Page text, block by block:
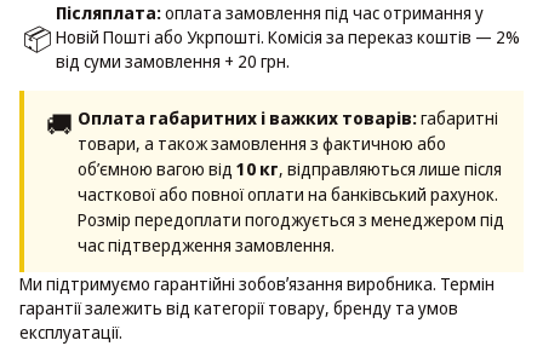
📦
Післяплата:оплата замовлення під час отримання у
Новій Пошті або Укрпошті. Комісія за переказ коштів — 2%
від суми замовлення + 20 грн.
🚚 Оплата габаритних і важких товарів:габаритні
товари, а також замовлення з фактичною або
об’ємною вагою від 10 кг, відправляються лише після
часткової або повної оплати на банківський рахунок.
Розмір передоплати погоджується з менеджером під
час підтвердження замовлення.
Ми підтримуємо гарантійні зобовʼязання виробника. Термін
гарантії залежить від категорії товару, бренду та умов
експлуатації.